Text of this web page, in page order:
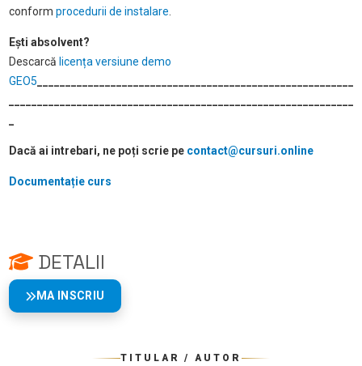
conform procedurii de instalare
Ești absolvent?
Descarcă licența versiune demo
GEO5
Dacă ai intrebari, ne poți scrie pe contact@cursuri.online
Documentație curs
DETALII
MA INSCRIU
TITULAR / AUTOR